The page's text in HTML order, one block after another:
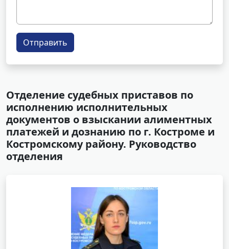
Отправить
Отделение судебных приставов по
исполнению исполнительных
документов о взыскании алиментных
платежей и дознанию по г. Костроме и
Костромскому району. Руководство
отделения